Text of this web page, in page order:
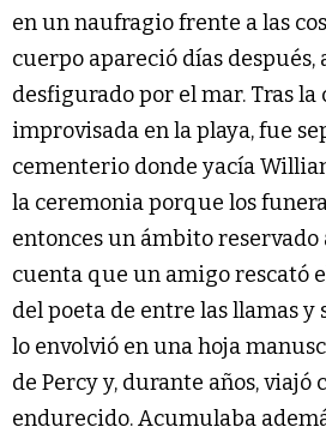
en un naufragio frente a las
cuerpo apareció días después,
desfigurado por el mar. Tras
improvisada en la playa, fue
cementerio donde yacía
la ceremonia porque los
entonces un ámbito reservado
cuenta que un amigo rescató
del poeta de entre las llamas y
lo envolvió en una hoja
de Percy y, durante años, viajó
endurecido. Acumulaba